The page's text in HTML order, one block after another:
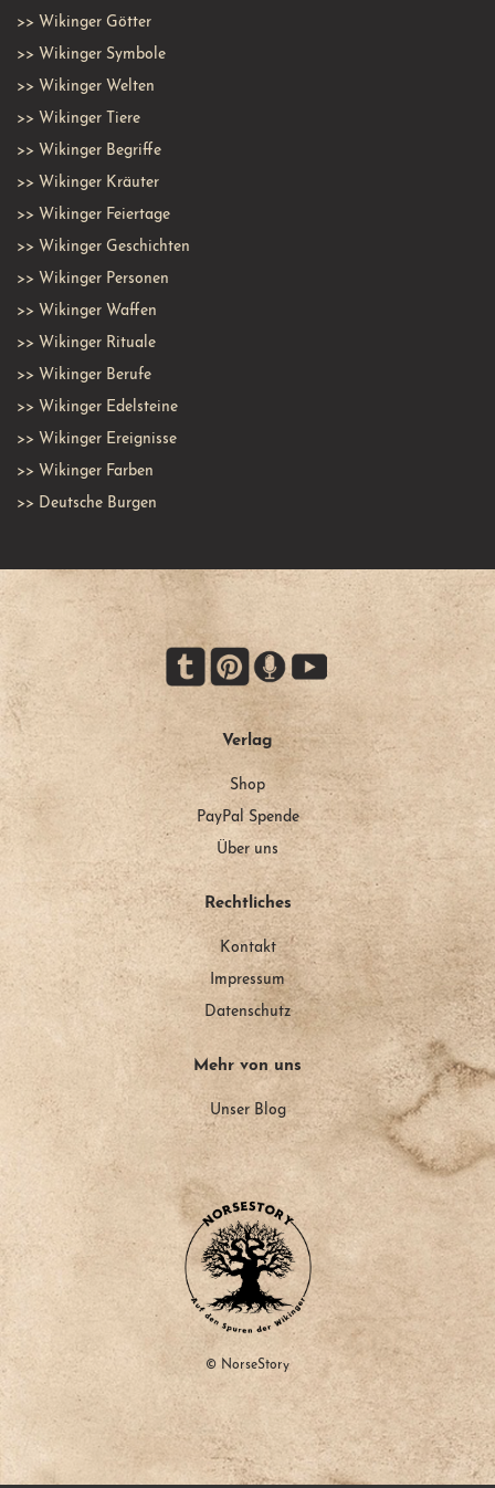
>> Wikinger Götter
>> Wikinger Symbole
>> Wikinger Welten
>> Wikinger Tiere
>> Wikinger Begriffe
>> Wikinger Kräuter
>> Wikinger Feiertage
>> Wikinger Geschichten
>> Wikinger Personen
>> Wikinger Waffen
>> Wikinger Rituale
>> Wikinger Berufe
>> Wikinger Edelsteine
>> Wikinger Ereignisse
>> Wikinger Farben
>> Deutsche Burgen
Verlag
Shop
PayPal Spende
Über uns
Rechtliches
Kontakt
Impressum
Datenschutz
Mehr von uns
Unser Blog
© NorseStory